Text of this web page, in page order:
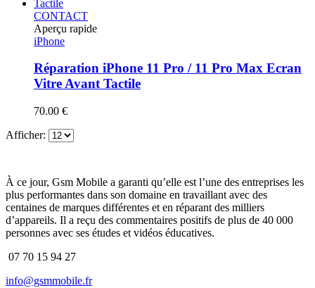
CONTACT
Aperçu rapide
iPhone
Réparation iPhone 11 Pro / 11 Pro Max Ecran
Vitre Avant Tactile
70.00 €
Afficher:
À ce jour, Gsm Mobile a garanti qu’elle est l’une des entreprises les
plus performantes dans son domaine en travaillant avec des
centaines de marques différentes et en réparant des milliers
d’appareils. Il a reçu des commentaires positifs de plus de 40 000
personnes avec ses études et vidéos éducatives.
07 70 15 94 27
info@gsmmobile.fr